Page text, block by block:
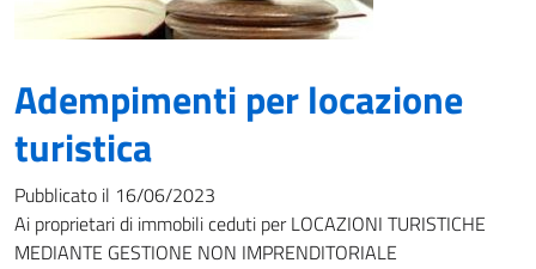
Adempimenti per locazione
turistica
Pubblicato il 16/06/2023
Ai proprietari di immobili ceduti per LOCAZIONI TURISTICHE
MEDIANTE GESTIONE NON IMPRENDITORIALE